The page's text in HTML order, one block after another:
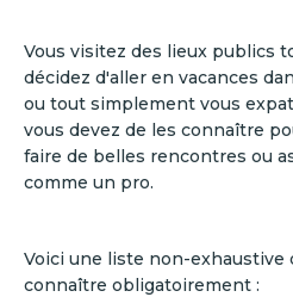
Vous visitez des lieux publics
décidez d'aller en vacances
ou tout simplement vous
vous devez de les connaître
faire de belles rencontres ou
comme un pro.
Voici une liste non-exhaustive
connaître obligatoirement :